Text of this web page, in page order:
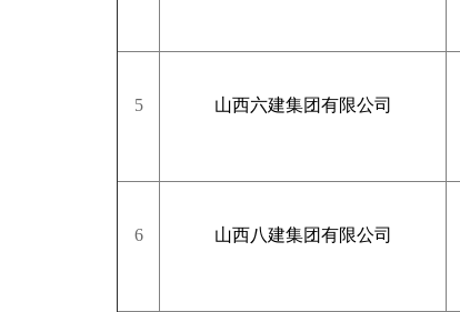
5 山西六建集团有限公司
6 山西八建集团有限公司